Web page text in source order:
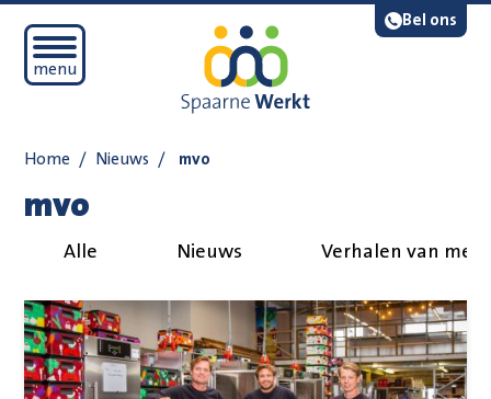
Bel ons
Open mobiel menu
menu
Lees voor
Home / Nieuws / mvo
mvo
Alle Nieuws Verhalen van